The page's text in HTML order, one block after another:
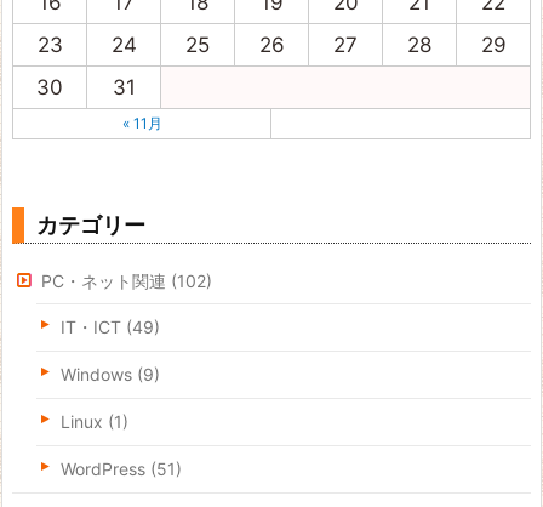
23
24 25 26 27 28
29
30
31
« 11月
カテゴリー
PC・ネット関連 (102)
IT・ICT (49)
Windows (9)
Linux (1)
WordPress (51)